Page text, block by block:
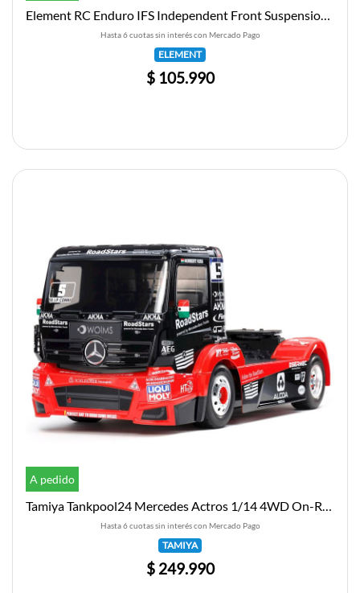
Hasta 6 cuotas sin interés con Mercado Pago
ELEMENT
$ 105.990
A pedido
Hasta 6 cuotas sin interés con Mercado Pago
TAMIYA
$ 249.990